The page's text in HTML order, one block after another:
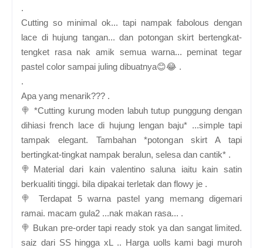
.
Cutting so minimal ok... tapi nampak fabolous dengan
lace di hujung tangan... dan potongan skirt bertengkat-
tengket rasa nak amik semua warna... peminat tegar
pastel color sampai juling dibuatnya😊😂 .
.
Apa yang menarik??? .
🍭 *Cutting kurung moden labuh tutup punggung dengan
dihiasi french lace di hujung lengan baju* ...simple tapi
tampak elegant. Tambahan *potongan skirt A tapi
bertingkat-tingkat nampak beralun, selesa dan cantik* .
🍭Material dari kain valentino saluna iaitu kain satin
berkualiti tinggi. bila dipakai terletak dan flowy je .
🍭 Terdapat 5 warna pastel yang memang digemari
ramai. macam gula2 ...nak makan rasa... .
🍭 Bukan pre-order tapi ready stok ya dan sangat limited.
saiz dari SS hingga xL .. Harga uolls kami bagi muroh